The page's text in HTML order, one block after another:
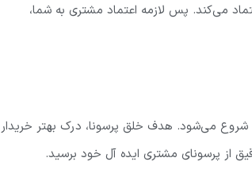
می‌کند. پس لازمه اعتماد مشتری به شما،
شروع می‌شود. هدف خلق پرسونا، درک بهتر خریدار
از پرسونای مشتری ایده آل خود برسید.